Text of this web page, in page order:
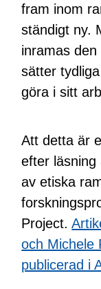
fram inom
ständigt ny.
inramas
sätter
göra i sitt
Att detta är
efter läsning
av etiska
Project.
och Michele
publicerad i